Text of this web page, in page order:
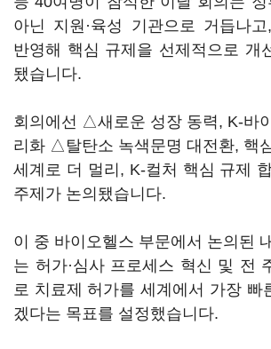
아닌 지원·육성 기관으로 거듭나
반영해 핵심 규제을 선제적으로 개
됐습니다.
회의에선 △새로운 성장 동력, K-바
리화 △탈탄소 녹색문명 대전환, 핵
세계로 더 멀리, K-컬처 핵심 규제
주제가 논의됐습니다.
이 중 바이오헬스 부문에서 논의된
는 허가·심사 프로세스 혁신 및 전
로 치료제 허가를 세계에서 가장 빠
겠다는 목표를 설정했습니다.